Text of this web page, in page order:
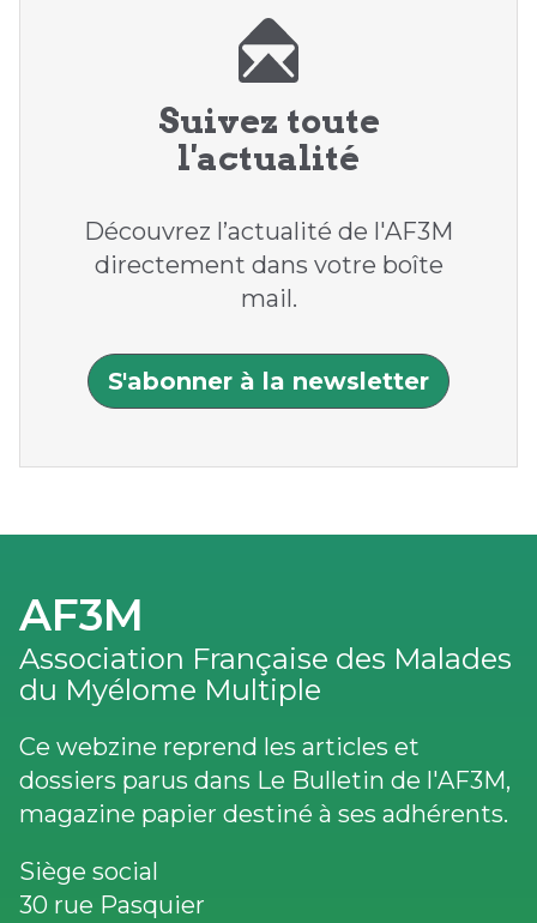
Suivez toute
l'actualité
Découvrez l’actualité de l'AF3M
directement dans votre boîte
mail.
S'abonner à la newsletter
AF3M
Association Française des Malades
du Myélome Multiple
Ce webzine reprend les articles et
dossiers parus dans Le Bulletin de l'AF3M,
magazine papier destiné à ses adhérents.
Siège social
30 rue Pasquier